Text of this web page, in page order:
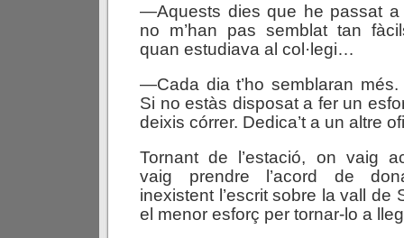
—Aquests dies que he passat a
no m’han pas semblat tan
quan estudiava al col·legi…
—Cada dia t’ho semblaran
Si no estàs disposat a fer un
deixis córrer. Dedica’t a un altre
Tornant de l’estació, on vaig
vaig prendre l’acord de
inexistent l’escrit sobre la vall de
el menor esforç per tornar-lo a